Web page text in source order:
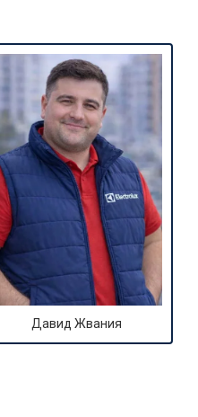
Давид Жвания